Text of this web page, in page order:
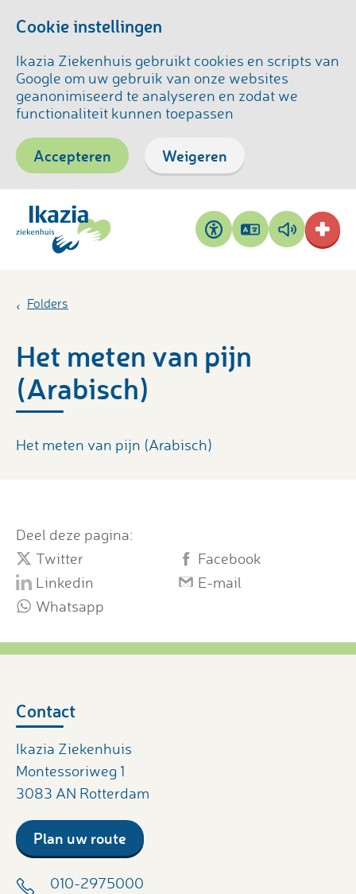
Cookie instellingen
Ikazia Ziekenhuis gebruikt cookies en scripts van
Google om uw gebruik van onze websites
geanonimiseerd te analyseren en zodat we
functionaliteit kunnen toepassen
Accepteren Weigeren
Toegankelijkheid
Pagina
vertalen
Pagina
voorlezen
Folders
Het meten van pijn
(Arabisch)
Het meten van pijn (Arabisch)
Deel deze pagina:
Twitter
Facebook
Linkedin
E-mail
Whatsapp
Contact
Ikazia Ziekenhuis
Montessoriweg 1
3083 AN Rotterdam
Plan uw route
010-2975000